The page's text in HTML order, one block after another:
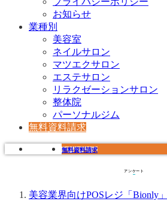
お知らせ
業種別
美容室
ネイルサロン
マツエクサロン
エステサロン
リラクゼーションサロン
整体院
パーソナルジム
無料資料請求
無料資料請求
アンケート